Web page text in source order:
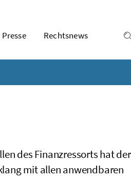
Presse Rechtsnews
des Finanzressorts hat
mit allen anwendbaren